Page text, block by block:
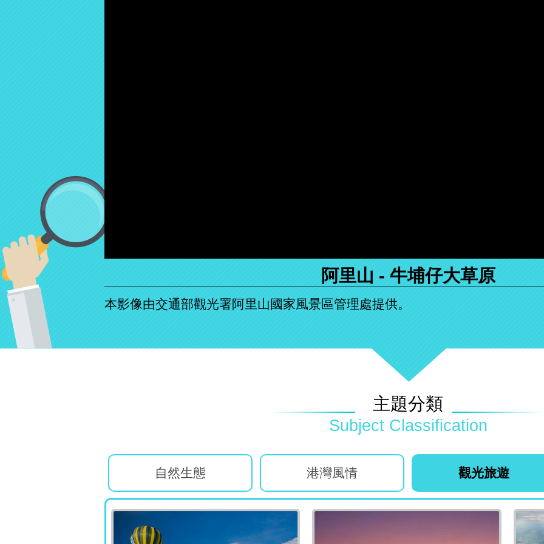
阿里山 - 牛埔仔大草原
本影像由交通部觀光署阿里山國家風景區管理處提供。
主題分類
自然生態 港灣風情 觀光旅遊